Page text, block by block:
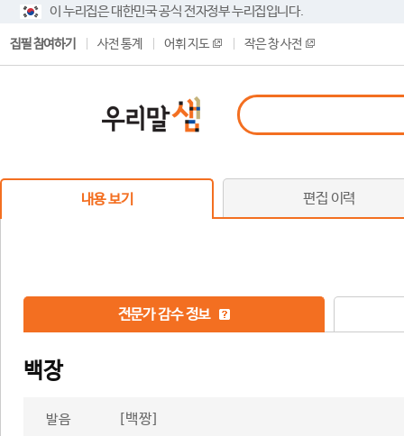
이 누리집은 대한민국 공식 전자정부 누리집입니다.
집필 참여하기 사전 통계 어휘 지도 작은 창 사전
내용 보기 편집 이력
전문가 감수 정보
백장
발음 [백짱]